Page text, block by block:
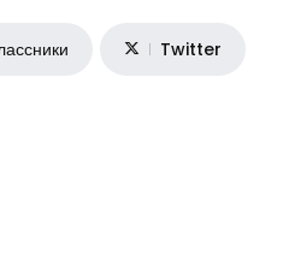
Twitter